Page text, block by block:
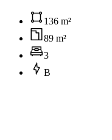
136 m²
89 m²
3
B